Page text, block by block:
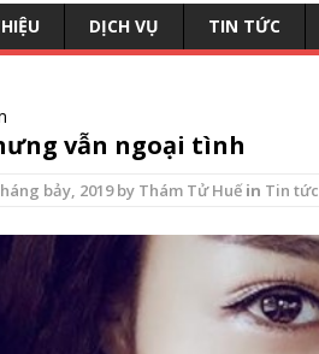
DỊCH VỤ TIN TỨC
vẫn ngoại tình
bảy, 2019by Thám Tử Huếin Tin tức